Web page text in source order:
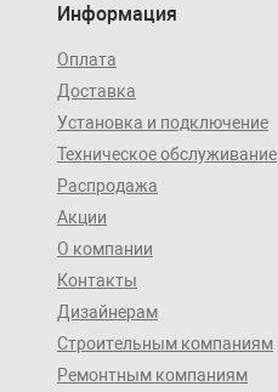
Информация
Оплата
Доставка
Установка и подключение
Техническое обслуживание
Распродажа
Акции
О компании
Контакты
Дизайнерам
Строительным компаниям
Ремонтным компаниям